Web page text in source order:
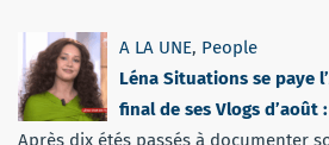
A LA UNE, People
Léna Situations se paye
final de ses Vlogs
Après dix étés passés à documenter